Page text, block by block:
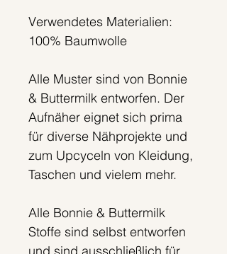
Verwendetes Materialien:
100% Baumwolle
Alle Muster sind von Bonnie
& Buttermilk entworfen. Der
Aufnäher eignet sich prima
für diverse Nähprojekte und
zum Upcyceln von Kleidung,
Taschen und vielem mehr.
Alle Bonnie & Buttermilk
Stoffe sind selbst entworfen